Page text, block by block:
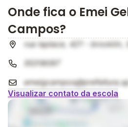
Onde fica o Emei
Campos?
rua laplace, 421 - brooklin,
55318097
Visualizar contato da escola